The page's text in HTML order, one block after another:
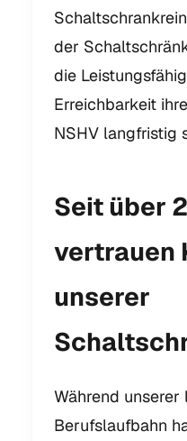
der
die
Erreichbarkeit
NSHV langfristig
Seit über
vertrauen
unserer
Während unserer
Berufslaufbahn